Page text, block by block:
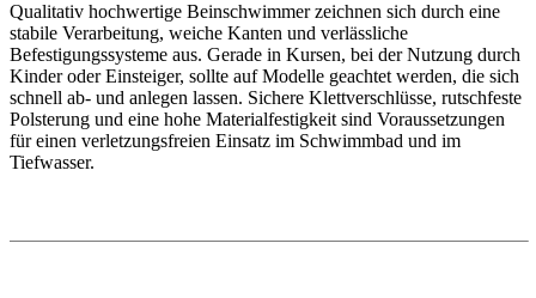
Qualitativ hochwertige Beinschwimmer zeichnen sich durch eine
stabile Verarbeitung, weiche Kanten und verlässliche
Befestigungssysteme aus. Gerade in Kursen, bei der Nutzung durch
Kinder oder Einsteiger, sollte auf Modelle geachtet werden, die sich
schnell ab- und anlegen lassen. Sichere Klettverschlüsse, rutschfeste
Polsterung und eine hohe Materialfestigkeit sind Voraussetzungen
für einen verletzungsfreien Einsatz im Schwimmbad und im
Tiefwasser.